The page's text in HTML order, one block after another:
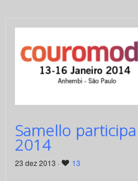
Samello
2014
23 dez 2013 · 13